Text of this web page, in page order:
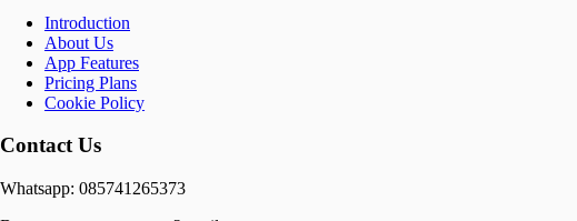
Introduction
About Us
App Features
Pricing Plans
Cookie Policy
Contact Us
Whatsapp: 085741265373